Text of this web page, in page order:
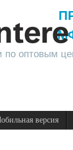
по оптовым
версия